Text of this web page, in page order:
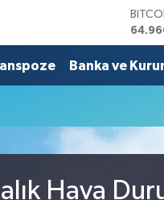
Banka ve
Hava